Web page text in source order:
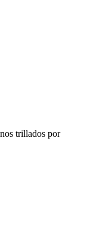
trillados por